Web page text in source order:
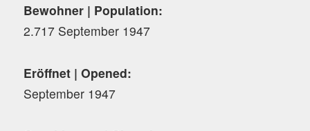
Bewohner | Population:
2.717 September 1947
Eröffnet | Opened:
September 1947